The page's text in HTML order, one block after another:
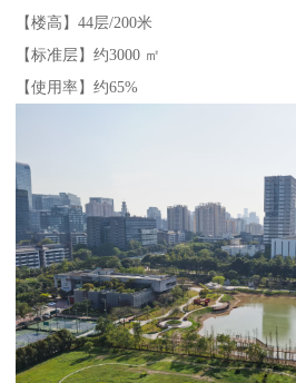
【楼高】44层/200米
【标准层】约3000 ㎡
【使用率】约65%